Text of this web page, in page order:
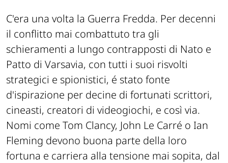
C'era una volta la Guerra Fredda. Per decenni
il conflitto mai combattuto tra gli
schieramenti a lungo contrapposti di Nato e
Patto di Varsavia, con tutti i suoi risvolti
strategici e spionistici, é stato fonte
d'ispirazione per decine di fortunati scrittori,
cineasti, creatori di videogiochi, e così via.
Nomi come Tom Clancy, John Le Carré o Ian
Fleming devono buona parte della loro
fortuna e carriera alla tensione mai sopita, dal